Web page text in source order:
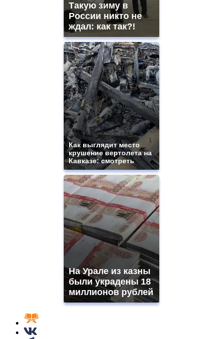
Такую зиму в
России никто не
ждал: как так?!
Как выглядит место
крушение вертолета на
Кавказе: смотреть
На Урале из казны
были украдены 18
миллионов рублей